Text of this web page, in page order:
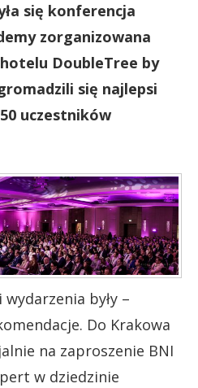
się konferencja
zorganizowana
DoubleTree by
się najlepsi
uczestników
były –
Do Krakowa
na zaproszenie BNI
w dziedzinie